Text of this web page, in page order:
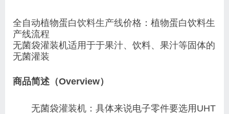
全自动植物蛋白饮料生产线价格：植物蛋白饮料生
产线流程
无菌袋灌装机适用于于果汁、饮料、果汁等固体的
无菌灌装
商品简述（Overview）
无菌袋灌装机：具体来说电子零件要选用UHT